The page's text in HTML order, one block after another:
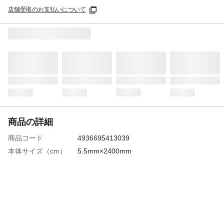
店舗受取のお支払いについて
商品の詳細
商品コード
4936695413039
本体サイズ（cm）
5.5mm×2400mm